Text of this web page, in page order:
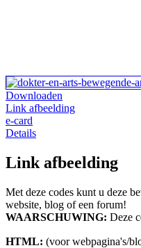
Downloaden
Link afbeelding
e-card
Details
Link afbeelding
Met deze codes kunt u deze
website, blog of een forum!
WAARSCHUWING: Deze
HTML: (voor webpagina's/